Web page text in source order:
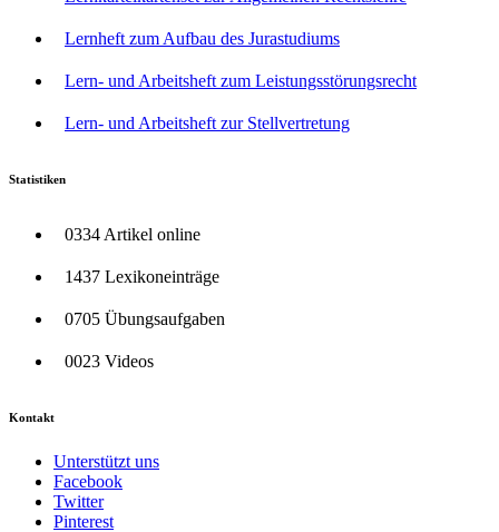
Lernheft zum Aufbau des Jurastudiums
Lern- und Arbeitsheft zum Leistungsstörungsrecht
Lern- und Arbeitsheft zur Stellvertretung
Statistiken
0334 Artikel online
1437 Lexikoneinträge
0705 Übungsaufgaben
0023 Videos
Kontakt
Unterstützt uns
Facebook
Twitter
Pinterest